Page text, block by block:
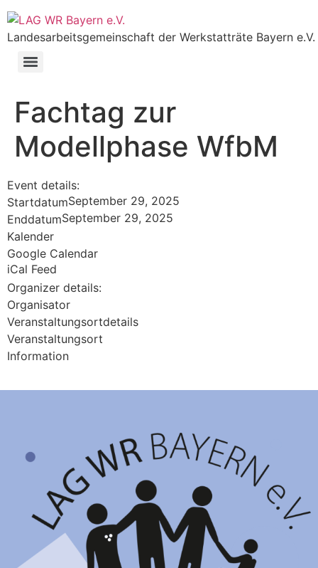
Landesarbeitsgemeinschaft der Werkstatträte Bayern e.V.
Fachtag zur
Modellphase WfbM
Event details:
StartdatumSeptember 29, 2025
EnddatumSeptember 29, 2025
Kalender
Google Calendar
iCal Feed
Organizer details:
Organisator
Veranstaltungsortdetails
Veranstaltungsort
Information